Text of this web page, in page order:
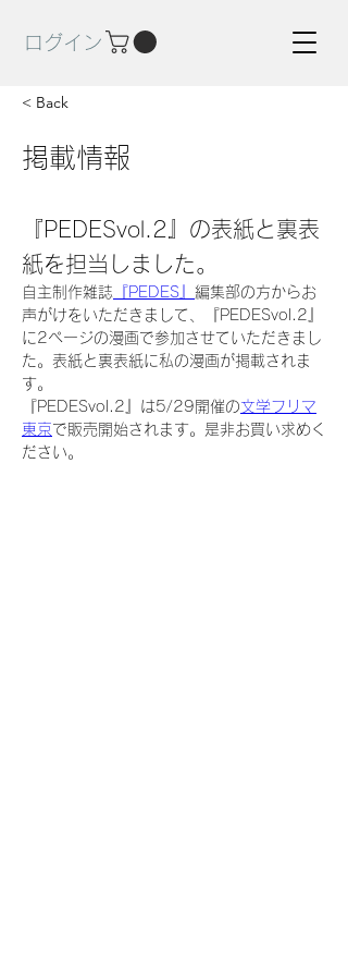
ログイン
『PEDESvol.2』の表紙と裏表
紙を担当しました。
自主制作雑誌 『PEDES』 編集部の方からお
声がけをいただきまして、『PEDESvol.2』
に2ページの漫画で参加させていただきまし
た。表紙と裏表紙に私の漫画が掲載されま
す。
『PEDESvol.2』は5/29開催の文学フリマ
東京 で販売開始されます。是非お買い求めく
ださい。
< Back
掲載情報